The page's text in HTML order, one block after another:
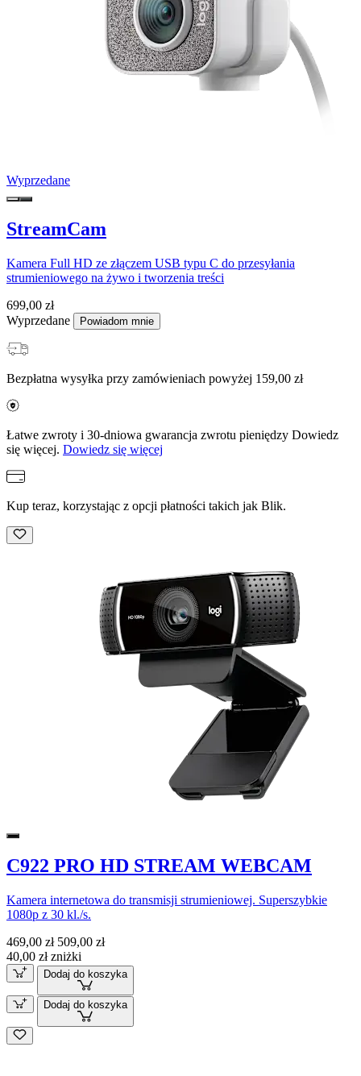
Wyprzedane
StreamCam
Kamera Full HD ze złączem USB typu C do przesyłania
strumieniowego na żywo i tworzenia treści
699,00 zł
Wyprzedane
Powiadom mnie
Bezpłatna wysyłka przy zamówieniach powyżej 159,00 zł
Łatwe zwroty i 30-dniowa gwarancja zwrotu pieniędzy Dowiedz
się więcej. Dowiedz się więcej
Kup teraz, korzystając z opcji płatności takich jak Blik.
C922 PRO HD STREAM WEBCAM
Kamera internetowa do transmisji strumieniowej. Superszybkie
1080p z 30 kl./s.
469,00 zł 509,00 zł
40,00 zł zniżki
Dodaj do koszyka
Dodaj do koszyka